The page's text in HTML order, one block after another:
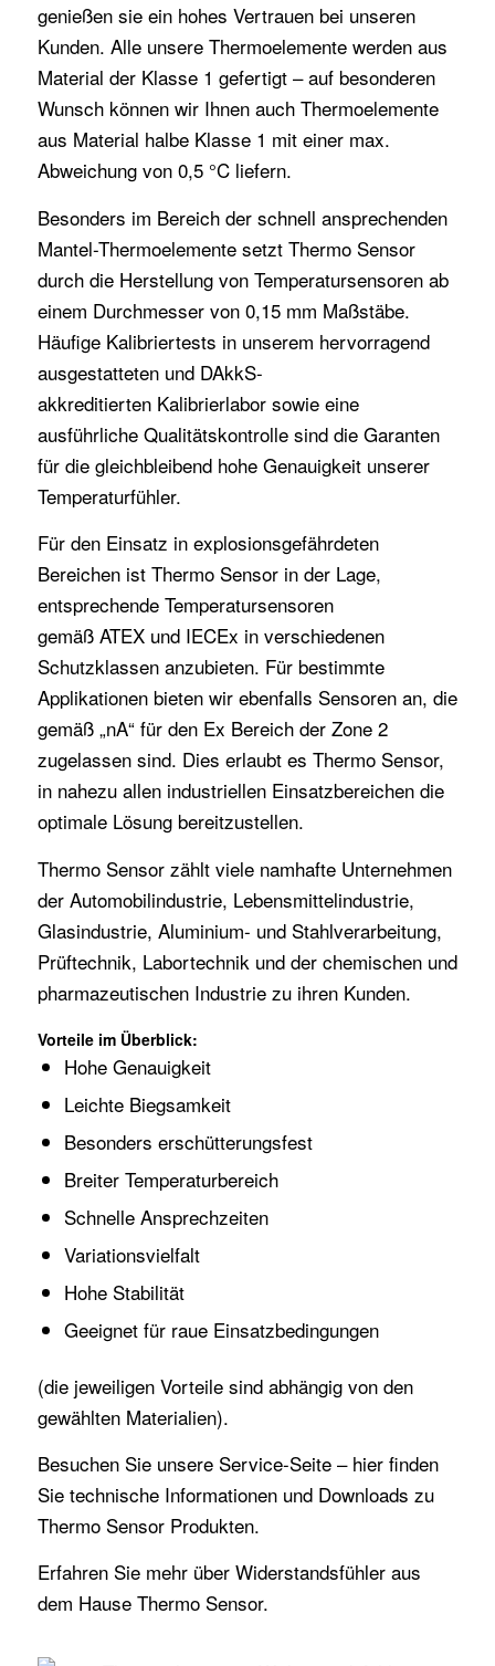
genießen sie ein hohes Vertrauen bei unseren
Kunden. Alle unsere Thermoelemente werden aus
Material der Klasse 1 gefertigt – auf besonderen
Wunsch können wir Ihnen auch Thermoelemente
aus Material halbe Klasse 1 mit einer max.
Abweichung von 0,5 °C liefern.
Besonders im Bereich der schnell ansprechenden
Mantel-Thermoelemente setzt Thermo Sensor
durch die Herstellung von Temperatursensoren ab
einem Durchmesser von 0,15 mm Maßstäbe.
Häufige Kalibriertests in unserem hervorragend
ausgestatteten und DAkkS-
akkreditierten Kalibrierlaborsowie eine
ausführliche Qualitätskontrolle sind die Garanten
für die gleichbleibend hohe Genauigkeit unserer
Temperaturfühler.
Für den Einsatz in explosionsgefährdeten
Bereichen ist Thermo Sensor in der Lage,
entsprechende Temperatursensoren
gemäß ATEXund IECEx in verschiedenen
Schutzklassen anzubieten. Für bestimmte
Applikationen bieten wir ebenfalls Sensoren an, die
gemäß „nA“ für den Ex Bereich der Zone 2
zugelassen sind. Dies erlaubt es Thermo Sensor,
in nahezu allen industriellen Einsatzbereichen die
optimale Lösung bereitzustellen.
Thermo Sensor zählt viele namhafte Unternehmen
der Automobilindustrie, Lebensmittelindustrie,
Glasindustrie, Aluminium- und Stahlverarbeitung,
Prüftechnik, Labortechnik und der chemischen und
pharmazeutischen Industrie zu ihren Kunden.
Vorteile im Überblick:
Hohe Genauigkeit
Leichte Biegsamkeit
Besonders erschütterungsfest
Breiter Temperaturbereich
Schnelle Ansprechzeiten
Variationsvielfalt
Hohe Stabilität
Geeignet für raue Einsatzbedingungen
(die jeweiligen Vorteile sind abhängig von den
gewählten Materialien).
Besuchen Sie unsere Service-Seite – hier finden
Sie technische Informationen und Downloads zu
Thermo Sensor Produkten.
Erfahren Sie mehr über Widerstandsfühler aus
dem Hause Thermo Sensor.